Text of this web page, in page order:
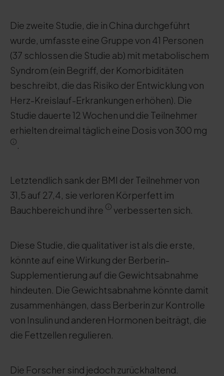
Die zweite Studie, die in China durchgeführt
wurde, umfasste eine Gruppe von 41 Personen
(37 schlossen die Studie ab) mit metabolischem
Syndrom (ein Begriff, der Komorbiditäten
beschreibt, die das Risiko der Entwicklung von
Herz-Kreislauf-Erkrankungen erhöhen). Die
Studie dauerte 12 Wochen und die Teilnehmer
erhielten dreimal täglich eine Dosis von 300 mg
.
Letztendlich sank der BMI der Teilnehmer von
31,5 auf 27,4, sie verloren Körperfett im
Bauchbereich und ihre
verbesserten sich.
Diese Studie, die qualitativer ist als die erste,
könnte auf eine Wirkung der Berberin-
Supplementierung auf die Gewichtsabnahme
hindeuten. Die Gewichtsabnahme könnte damit
zusammenhängen, dass Berberin zur Kontrolle
von Insulin und anderen Hormonen beiträgt, die
die Fettzellen regulieren.
Die Forscher sind jedoch zurückhaltend.